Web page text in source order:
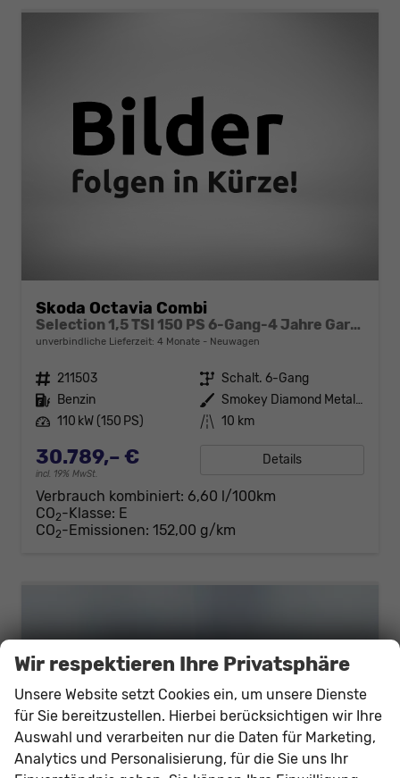
Skoda Octavia Combi
Selection 1,5 TSI 150 PS 6-Gang-4 Jahre Garantie-Anhängerkupplung schwenkbar-PDC vorne und hinten-Sitzheizung-Smart Link
unverbindliche Lieferzeit: 4 Monate Neuwagen
Fahrzeugnr. 211503 Getriebe Schalt. 6-Gang
Kraftstoff Benzin Außenfarbe
Smokey Diamond Metallic
Leistung 110 kW (150 PS) Kilometerstand 10 km
30.789,– €
incl. 19% MwSt.
Details
Verbrauch kombiniert: 6,60 l/100km
CO2-Klasse: E
CO2-Emissionen: 152,00 g/km
Wir respektieren Ihre Privatsphäre
Unsere Website setzt Cookies ein, um unsere Dienste
für Sie bereitzustellen. Hierbei berücksichtigen wir Ihre
Auswahl und verarbeiten nur die Daten für Marketing,
Analytics und Personalisierung, für die Sie uns Ihr